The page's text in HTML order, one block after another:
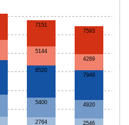
2764 2546
5400 4920
8520
7949
5144
4289
7151
7593